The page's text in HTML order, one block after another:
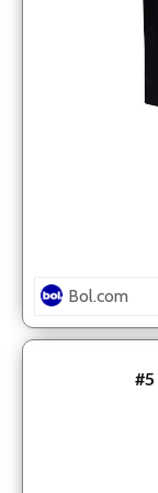
Bol.com
#5